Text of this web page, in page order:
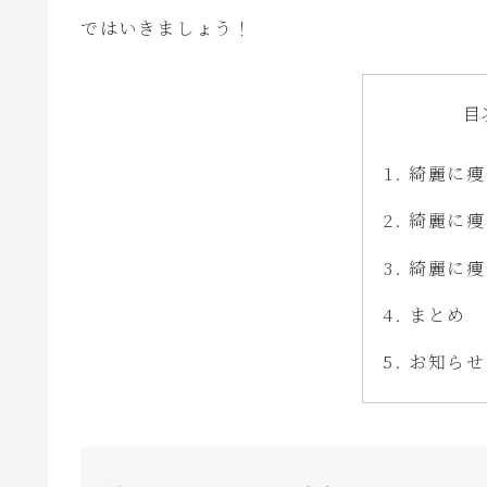
ではいきましょう！
綺麗に
綺麗に
綺麗に
まとめ
お知らせ